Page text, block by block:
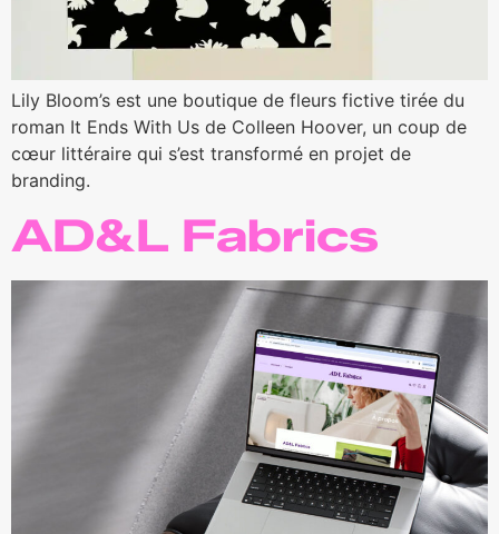
Lily Bloom’s est une boutique de fleurs fictive tirée du
roman It Ends With Us de Colleen Hoover, un coup de
cœur littéraire qui s’est transformé en projet de
branding.
AD&L Fabrics